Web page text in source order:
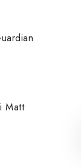
Matt